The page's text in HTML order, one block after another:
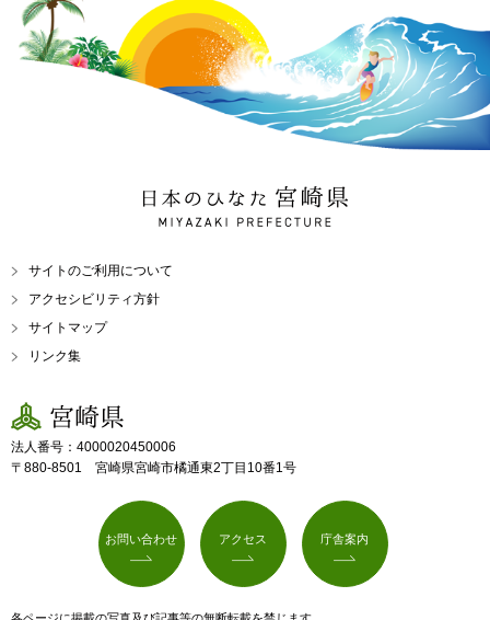
日本のひなた 宮崎県
MIYAZAKI PREFECTURE
サイトのご利用について
アクセシビリティ方針
サイトマップ
リンク集
宮崎県
法人番号：4000020450006
〒880-8501 宮崎県宮崎市橘通東2丁目10番1号
お問い合わせ アクセス 庁舎案内